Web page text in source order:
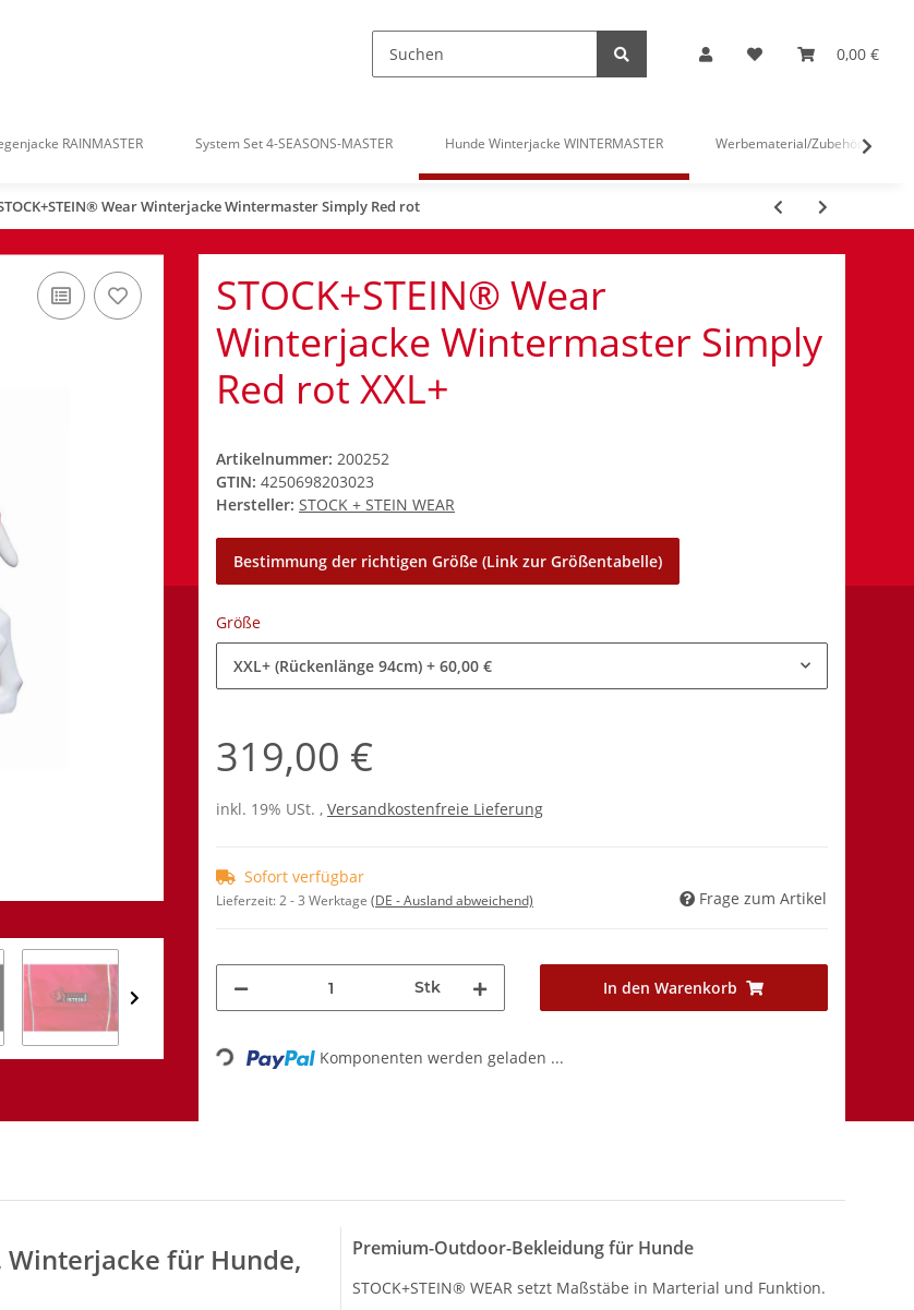
0,00 €
RAINMASTER System Set 4-SEASONS-MASTER Hunde Winterjacke WINTERMASTER Werbematerial/Zubehör
Wear Winterjacke Wintermaster Simply Red rot
STOCK+STEIN® Wear
Winterjacke Wintermaster Simply
Red rot XXL+
Artikelnummer: 200252
GTIN: 4250698203023
Hersteller: STOCK + STEIN WEAR
Bestimmung der richtigen Größe (Link zur Größentabelle)
Größe
XXL+ (Rückenlänge 94cm) + 60,00 €
319,00 €
inkl. 19% USt. , Versandkostenfreie Lieferung
Sofort verfügbar
Lieferzeit:2 - 3 Werktage (DE - Ausland abweichend) Frage zum Artikel
Stk In den Warenkorb
Loading... Komponenten werden geladen ...
Premium-Outdoor-Bekleidung für Hunde
STOCK+STEIN® WEAR setzt Maßstäbe in Marterial und Funktion.
Winterjacke für Hunde,